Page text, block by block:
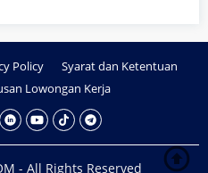
Policy
Syarat dan Ketentuan
Lowongan Kerja
- All Rights Reserved